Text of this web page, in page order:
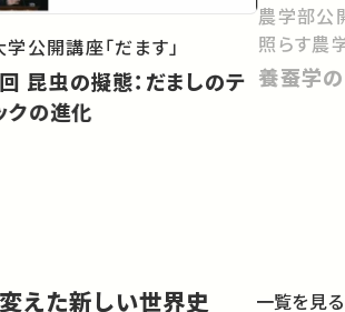
公開講座「だます」
のテ
クの進化
農学部公
照らす農
養蚕学
えた新しい世界史 一覧を見る